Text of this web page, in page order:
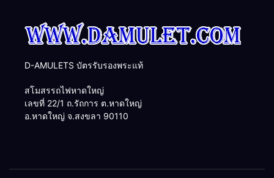
D-AMULETS บัตรรับรองพระแท้
สโมสรรถไฟหาดใหญ่
เลขที่ 22/1 ถ.รัถการ ต.หาดใหญ่
อ.หาดใหญ่ จ.สงขลา 90110